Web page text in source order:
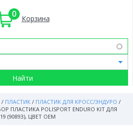
0 Корзина
/ ПЛАСТИК / ПЛАСТИК ДЛЯ КРОСС/ЭНДУРО /
ПЛАСТИКА POLISPORT ENDURO KIT ДЛЯ
(90893), ЦВЕТ OEM